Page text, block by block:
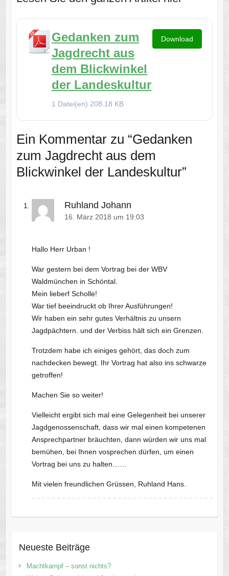
Gedanken zum
Jagdrecht aus
dem Blickwinkel
der Landeskultur
1 Datei(en) 208.18 KB
Download
Ein Kommentar zu “Gedanken
zum Jagdrecht aus dem
Blickwinkel der Landeskultur”
Ruhland Johann
16. März 2018 um 19:03
Hallo Herr Urban !
War gestern bei dem Vortrag bei der WBV
Waldmünchen in Schöntal.
Mein lieberf Scholle!
War tief beeindruckt ob Ihrer Ausführungen!
Wir haben ein sehr gutes Verhältnis zu unsern
Jagdpächtern. und der Verbiss hält sich ein Grenzen.
Trotzdem habe ich einiges gehört, das doch zum
nachdecken bewegt. Ihr Vortrag hat also ins schwarze
getroffen!
Machen Sie so weiter!
Vielleicht ergibt sich mal eine Gelegenheit bei unserer
Jagdgenossenschaft, dass wir mal einen kompetenen
Ansprechpartner bräuchten, dann würden wir uns mal
bemühen, bei Ihnen vosprechen dürfen, um einen
Vortrag bei uns zu halten……
Mit vielen freundlichen Grüssen, Ruhland Hans.
Neueste Beiträge
Machtkampf – sonst nichts?